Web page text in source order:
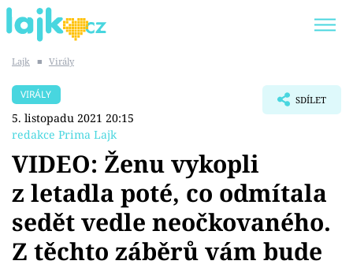
SHOPAHOLICADEL
Témata
Showbyznys
Lajk ■ Virály
VIRÁLY
5. listopadu 2021 20:15
redakce Prima Lajk
SDÍLET
VIDEO: Ženu vykopli
z letadla poté, co odmítala
sedět vedle neočkovaného.
Z těchto záběrů vám bude